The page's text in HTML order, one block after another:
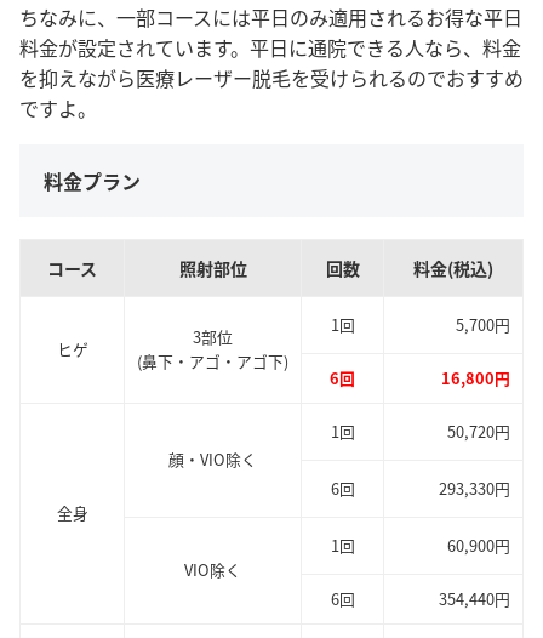
ちなみに、一部コースには平日のみ適用されるお得な平日
料金が設定されています。平日に通院できる人なら、料金
を抑えながら医療レーザー脱毛を受けられるのでおすすめ
ですよ。
料金プラン
コース 照射部位 回数 料金(税込)
ヒゲ
3部位
(鼻下・アゴ・アゴ下)
1回 5,700円
6回 16,800円
全身
顔・VIO除く
1回 50,720円
6回 293,330円
VIO除く
1回 60,900円
6回 354,440円